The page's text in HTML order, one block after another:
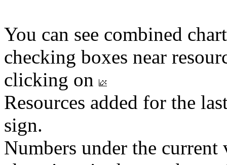
You can see combined
checking boxes near
clicking on
Resources added for the
sign.
Numbers under the